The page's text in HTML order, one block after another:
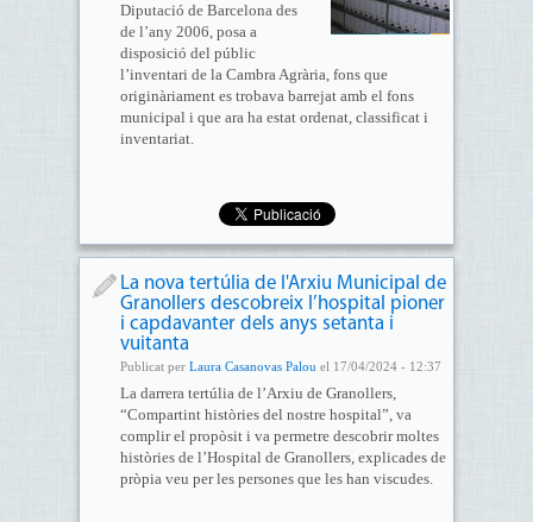
Diputació de Barcelona des
de l’any 2006, posa a
disposició del públic
l’inventari de la Cambra Agrària, fons que
originàriament es trobava barrejat amb el fons
municipal i que ara ha estat ordenat, classificat i
inventariat.
La nova tertúlia de l'Arxiu Municipal de
Granollers descobreix l’hospital pioner
i capdavanter dels anys setanta i
vuitanta
Publicat per Laura Casanovas Palou el 17/04/2024 - 12:37
La darrera tertúlia de l’Arxiu de Granollers,
“Compartint històries del nostre hospital”, va
complir el propòsit i va permetre descobrir moltes
històries de l’Hospital de Granollers, explicades de
pròpia veu per les persones que les han viscudes.